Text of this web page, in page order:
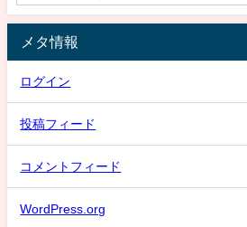
メタ情報
ログイン
投稿フィード
コメントフィード
WordPress.org